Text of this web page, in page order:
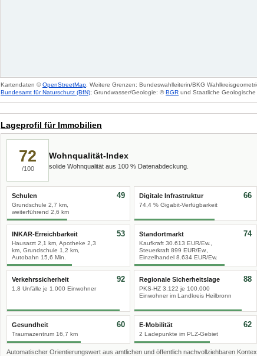
Kartendaten ©OpenStreetMap . Weitere Grenzen: Bundeswahlleiterin/BKG
Bundesamt für Naturschutz (BfN); Grundwasser/Geologie: ©BGR und Staatliche Geologische
Lageprofil für Immobilien
72
/100
Wohnqualität-Index
solide Wohnqualität aus 100 % Datenabdeckung.
Schulen
Grundschule 2,7 km,
weiterführend 2,6 km
49 Digitale Infrastruktur
74,4 % Gigabit-Verfügbarkeit
66
INKAR-Erreichbarkeit
Hausarzt 2,1 km, Apotheke 2,3
km, Grundschule 1,2 km,
Autobahn 15,6 Min.
53 Standortmarkt
Kaufkraft 30.613 EUR/Ew.,
Steuerkraft 899 EUR/Ew.,
Einzelhandel 8.634 EUR/Ew.
74
Verkehrssicherheit
1,8 Unfälle je 1.000 Einwohner
92 Regionale Sicherheitslage
PKS-HZ 3.122 je 100.000
Einwohner im Landkreis Heilbronn
88
Gesundheit
Traumazentrum 16,7 km
60 E-Mobilität
2 Ladepunkte im PLZ-Gebiet
62
Automatischer Orientierungswert aus amtlichen und öffentlich nachvollziehbaren